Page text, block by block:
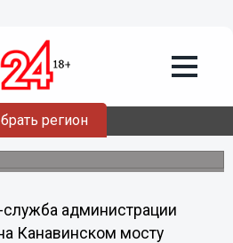
регион
украсит
в Нижнем
году
что к новогодним
сетей электропитания
администрации
Канавинском мосту